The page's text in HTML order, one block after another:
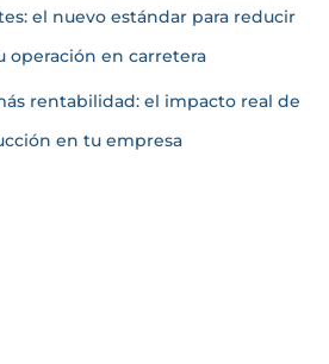
el nuevo estándar para reducir
operación en carretera
rentabilidad: el impacto real de
en tu empresa